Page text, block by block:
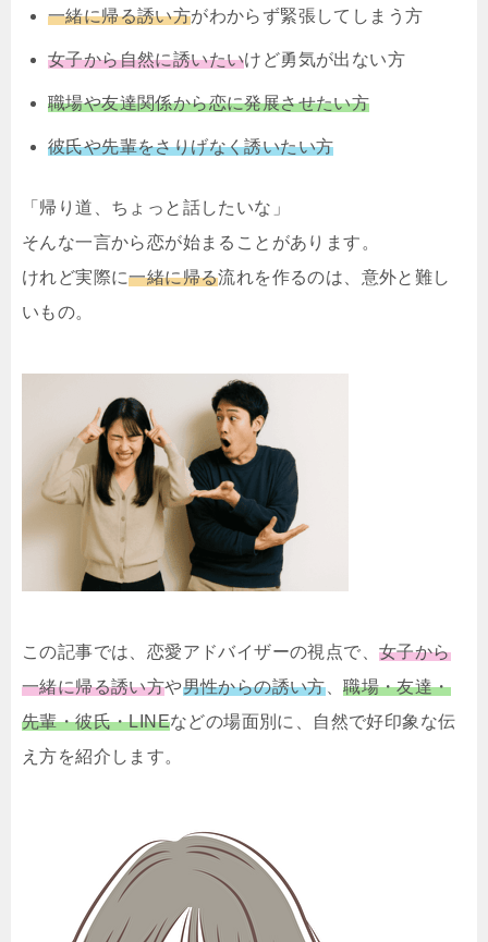
一緒に帰る誘い方がわからず緊張してしまう方
女子から自然に誘いたいけど勇気が出ない方
職場や友達関係から恋に発展させたい方
彼氏や先輩をさりげなく誘いたい方
「帰り道、ちょっと話したいな」
そんな一言から恋が始まることがあります。
けれど実際に一緒に帰る流れを作るのは、意外と難し
いもの。
この記事では、恋愛アドバイザーの視点で、 女子から
一緒に帰る誘い方や男性からの誘い方、職場・友達・
先輩・彼氏・LINEなどの場面別に、自然で好印象な伝
え方を紹介します。